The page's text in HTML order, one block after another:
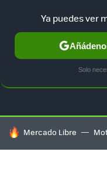
GUÍA DE
HOY SE HABLA DE
Mercado Libre
Ya puedes ver
Solo